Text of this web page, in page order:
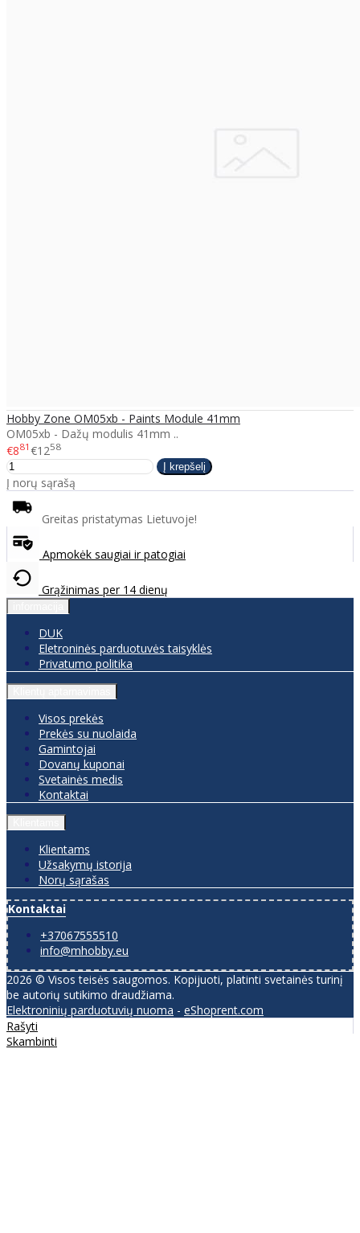
Hobby Zone OM05xb - Paints Module 41mm
OM05xb - Dažų modulis 41mm ..
€881 €1258
Į norų sąrašą
Greitas pristatymas Lietuvoje!
Apmokėk saugiai ir patogiai
Grąžinimas per 14 dienų
DUK
Eletroninės parduotuvės taisyklės
Privatumo politika
Visos prekės
Prekės su nuolaida
Gamintojai
Dovanų kuponai
Svetainės medis
Kontaktai
Klientams
Užsakymų istorija
Norų sąrašas
Kontaktai
+37067555510
info@mhobby.eu
2026 © Visos teisės saugomos. Kopijuoti, platinti svetainės turinį
be autorių sutikimo draudžiama.
Elektroninių parduotuvių nuoma - eShoprent.com
Rašyti
Skambinti